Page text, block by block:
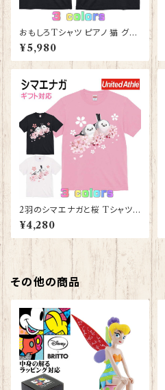
おもしろTシャツ ピアノ 猫 グッ
ズ 雑貨 レディース メンズ 【型番
T-10013】ストリートピアノ プレ
ゼント ギフト
¥5,980
2羽のシマエナガと桜 Tシャツ
鳥 グッズ 雑貨 レディース メン
ズ 大きいサイズ グッズ【型番 T-
10011】しまえなが プレゼント
ギフト
¥4,280
その他の商品